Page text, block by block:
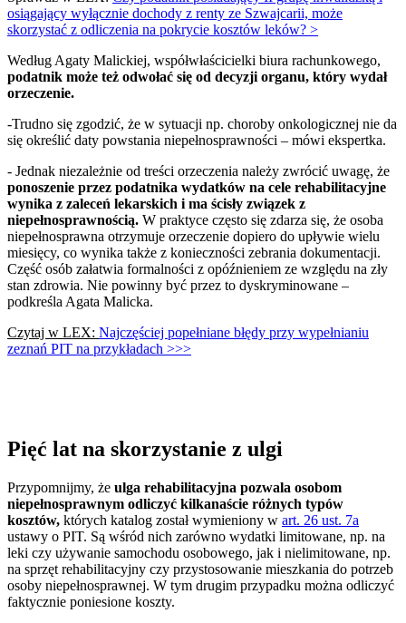
osiągający wyłącznie dochody z renty ze Szwajcarii, może
skorzystać z odliczenia na pokrycie kosztów leków? >
Według Agaty Malickiej, współwłaścicielki biura rachunkowego,
podatnik może też odwołać się od decyzji organu, który wydał
orzeczenie.
-Trudno się zgodzić, że w sytuacji np. choroby onkologicznej nie da
się określić daty powstania niepełnosprawności – mówi ekspertka.
- Jednak niezależnie od treści orzeczenia należy zwrócić uwagę, że
ponoszenie przez podatnika wydatków na cele rehabilitacyjne
wynika z zaleceń lekarskich i ma ścisły związek z
niepełnosprawnością. W praktyce często się zdarza się, że osoba
niepełnosprawna otrzymuje orzeczenie dopiero do upływie wielu
miesięcy, co wynika także z konieczności zebrania dokumentacji.
Część osób załatwia formalności z opóźnieniem ze względu na zły
stan zdrowia. Nie powinny być przez to dyskryminowane –
podkreśla Agata Malicka.
Czytaj w LEX: Najczęściej popełniane błędy przy wypełnianiu
zeznań PIT na przykładach >>>
Pięć lat na skorzystanie z ulgi
Przypomnijmy, że ulga rehabilitacyjna pozwala osobom
niepełnosprawnym odliczyć kilkanaście różnych typów
kosztów, których katalog został wymieniony w art. 26 ust. 7a
ustawy o PIT. Są wśród nich zarówno wydatki limitowane, np. na
leki czy używanie samochodu osobowego, jak i nielimitowane, np.
na sprzęt rehabilitacyjny czy przystosowanie mieszkania do potrzeb
osoby niepełnosprawnej. W tym drugim przypadku można odliczyć
faktycznie poniesione koszty.